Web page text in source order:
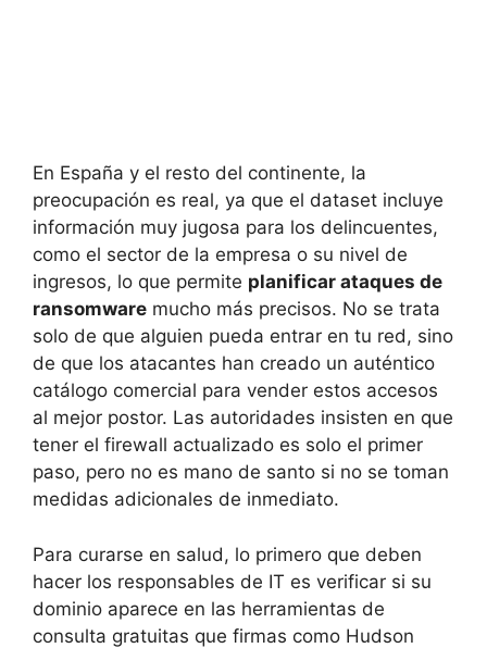
En España y el resto del continente, la
preocupación es real, ya que el dataset incluye
información muy jugosa para los delincuentes,
como el sector de la empresa o su nivel de
ingresos, lo que permite planificar ataques de
ransomware mucho más precisos. No se trata
solo de que alguien pueda entrar en tu red, sino
de que los atacantes han creado un auténtico
catálogo comercial para vender estos accesos
al mejor postor. Las autoridades insisten en que
tener el firewall actualizado es solo el primer
paso, pero no es mano de santo si no se toman
medidas adicionales de inmediato.
Para curarse en salud, lo primero que deben
hacer los responsables de IT es verificar si su
dominio aparece en las herramientas de
consulta gratuitas que firmas como Hudson